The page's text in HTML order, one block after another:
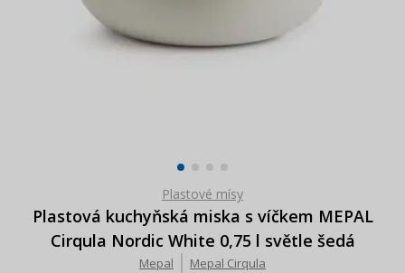
Plastové mísy
Plastová kuchyňská miska s víčkem MEPAL
Cirqula Nordic White 0,75 l světle šedá
Mepal Mepal Cirqula